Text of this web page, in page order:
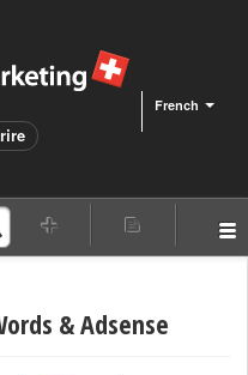
French
& Adsense